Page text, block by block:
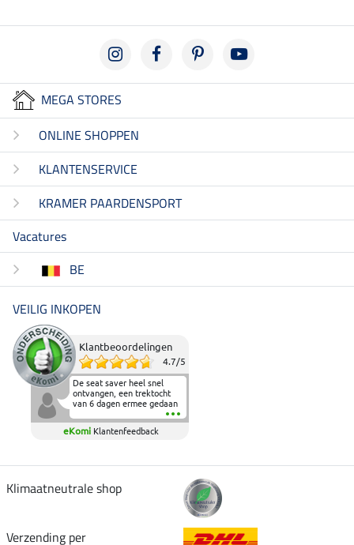
MEGA STORES
ONLINE SHOPPEN
KLANTENSERVICE
KRAMER PAARDENSPORT
Vacatures
BE
VEILIG INKOPEN
Klantbeoordelingen
4.7/5
De seat saver heel snel
ontvangen, een trektocht
van 6 dagen ermee gedaan
en deze heeft de beproeving
fantastisch doorstaan.
Heerlijk zacht om op te
elkaar in het zadel.
eKomi Klantenfeedback
Klimaatneutrale shop
Verzending per